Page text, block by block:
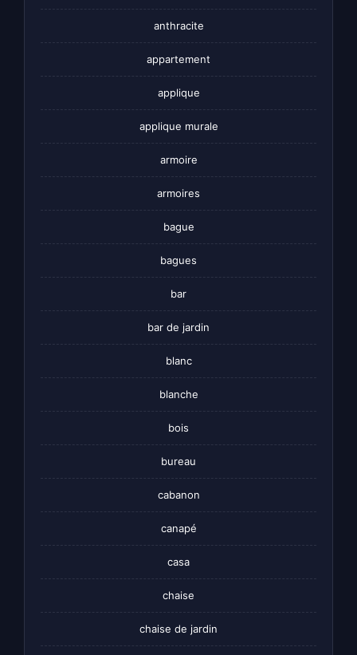
anthracite
appartement
applique
applique murale
armoire
armoires
bague
bagues
bar
bar de jardin
blanc
blanche
bois
bureau
cabanon
canapé
casa
chaise
chaise de jardin